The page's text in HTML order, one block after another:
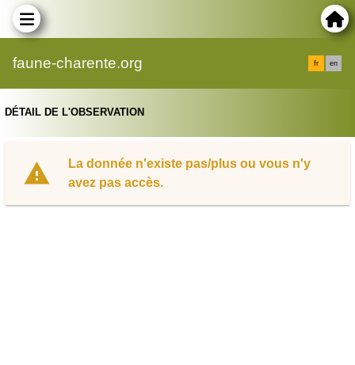
faune-charente.org fr en
DÉTAIL DE L'OBSERVATION
La donnée n'existe pas/plus ou vous n'y
avez pas accès.